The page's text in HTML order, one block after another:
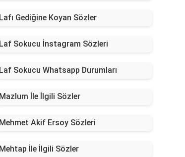
Lafı Gediğine Koyan Sözler
Laf Sokucu İnstagram Sözleri
Laf Sokucu Whatsapp Durumları
Mazlum İle İlgili Sözler
Mehmet Akif Ersoy Sözleri
Mehtap İle İlgili Sözler